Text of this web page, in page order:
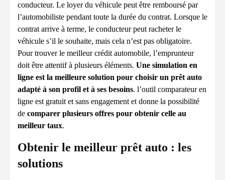
conducteur. Le loyer du véhicule peut être remboursé par
l’automobiliste pendant toute la durée du contrat. Lorsque le
contrat arrive à terme, le conducteur peut racheter le
véhicule s’il le souhaite, mais cela n’est pas obligatoire.
Pour trouver le meilleur crédit automobile, l’emprunteur
doit être attentif à plusieurs éléments. Une simulation en
ligne est la meilleure solution pour choisir un prêt auto
adapté à son profil et à ses besoins. l’outil comparateur en
ligne est gratuit et sans engagement et donne la possibilité
de comparer plusieurs offres pour obtenir celle au
meilleur taux.
Obtenir le meilleur prêt auto : les
solutions